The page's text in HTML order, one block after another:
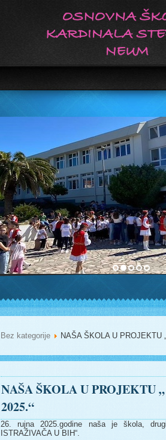
Bez kategorije NAŠA ŠKOLA U PROJEKTU
NAŠA ŠKOLA U PROJEKTU
2025.“
26. rujna 2025.godine naša je škola,
ISTRAŽIVAČA U BIH“.